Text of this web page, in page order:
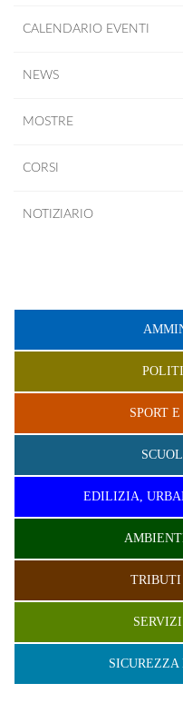
CALENDARIO EVENTI
NEWS
MOSTRE
CORSI
NOTIZIARIO
SPORT
EDILIZIA,
TRIBUTI